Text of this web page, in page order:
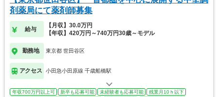
剤薬局にて薬剤師募集
給与
【月収】30.0万円
【年収】420万円～740万円30歳～モデル
勤務地 東京都 世田谷区
アクセス 小田急小田原線 千歳船橋駅
年収700万円以上可 新卒も応募可能 未経験者も応募可能
残業月10ｈ以下